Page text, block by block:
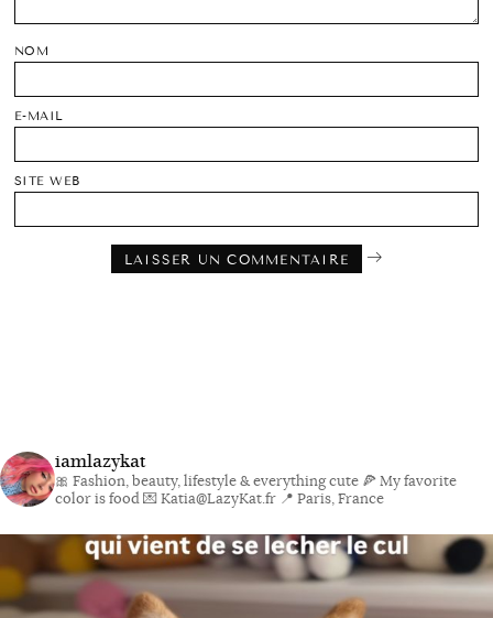
NOM
E-MAIL
SITE WEB
iamlazykat
🎀 Fashion, beauty, lifestyle & everything cute 🍕 My favorite
color is food💌 Katia@LazyKat.fr 📍 Paris, France